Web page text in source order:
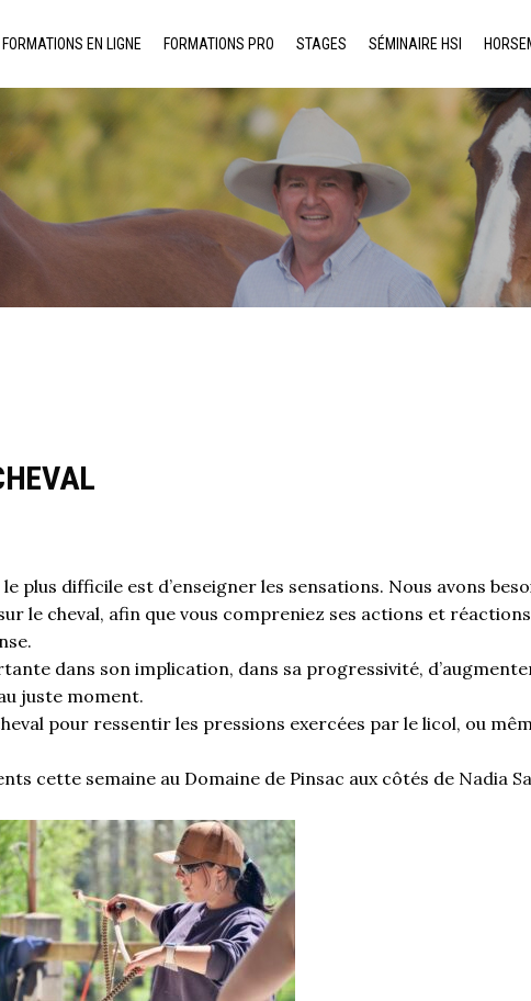
FORMATIONS EN LIGNE FORMATIONS PRO STAGES SÉMINAIRE HSI
plus difficile est d’enseigner les sensations. Nous avons
le cheval, afin que vous compreniez ses actions et
dans son implication, dans sa progressivité,
juste moment.
pour ressentir les pressions exercées par le licol, ou
cette semaine au Domaine de Pinsac aux côtés de Nadia